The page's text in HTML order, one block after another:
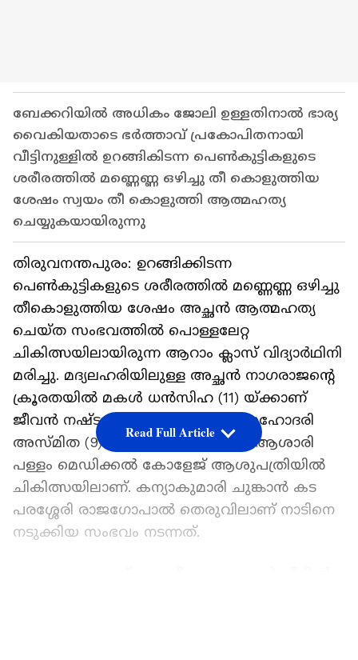
ബേക്കറിയിൽ അധികം ജോലി ഉള്ളതിനാൽ ഭാര്യ
വൈകിയതാടെ ഭർത്താവ് പ്രകോപിതനായി
വീട്ടിനുള്ളിൽ ഉറങ്ങികിടന്ന പെൺകുട്ടികളുടെ
ശരീരത്തിൽ മണ്ണെണ്ണ ഒഴിച്ചു തീ കൊളുത്തിയ
ശേഷം സ്വയം തീ കൊളുത്തി ആത്മഹത്യ
ചെയ്യുകയായിരുന്നു
തിരുവനന്തപുരം: ഉറങ്ങിക്കിടന്ന
പെൺകുട്ടികളുടെ ശരീരത്തിൽ മണ്ണെണ്ണ ഒഴിച്ചു
തീകൊളുത്തിയ ശേഷം അച്ഛൻ ആത്മഹത്യ
ചെയ്ത സംഭവത്തിൽ പൊള്ളലേറ്റ
ചികിത്സയിലായിരുന്ന ആറാം ക്ലാസ് വിദ്യാർഥിനി
മരിച്ചു. മദ്യലഹരിയിലുള്ള അച്ഛൻ നാഗരാജന്‍റെ
ക്രൂരതയിൽ മകൾ ധൻസിഹ (11) യ്ക്കാണ്
ജീവൻ നഷ്ടമായത്. പൊള്ളലേറ്റ സഹോദരി
അസ്മിത (9) ഗുരുതരാവസ്ഥയിൽ ആശാരി
പള്ളം മെഡിക്കൽ കോളേജ് ആശുപത്രിയിൽ
ചികിത്സയിലാണ്. കന്യാകുമാരി ചുങ്കാൻ കട
പരശ്ശേരി രാജഗോപാൽ തെരുവിലാണ് നാടിനെ
നടുക്കിയ സംഭവം നടന്നത്.
Read Full Article